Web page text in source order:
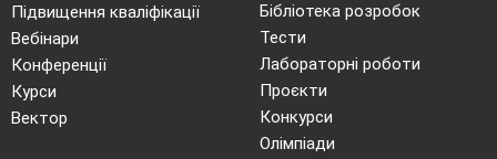
Підвищення кваліфікації
Вебінари
Конференції
Курси
Вектор
Бібліотека розробок
Тести
Лабораторні роботи
Проєкти
Конкурси
Олімпіади